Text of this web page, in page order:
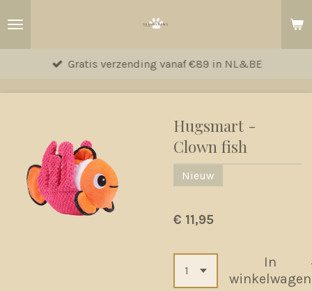
hoofdinhoud
Gratis verzending vanaf €89 in NL&BE
Hugsmart -
Clown fish
Nieuw
€ 11,95
In
winkelwagen